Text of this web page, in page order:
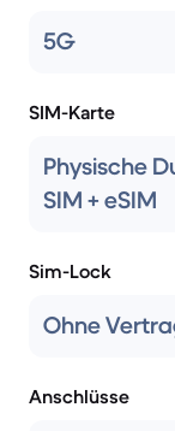
5G
SIM-Karte
Physische
SIM + eSIM
Sim-Lock
Ohne
Anschlüsse